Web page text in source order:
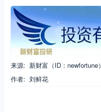
来源: 新财富（ID：newfortune）
作者: 刘鲜花